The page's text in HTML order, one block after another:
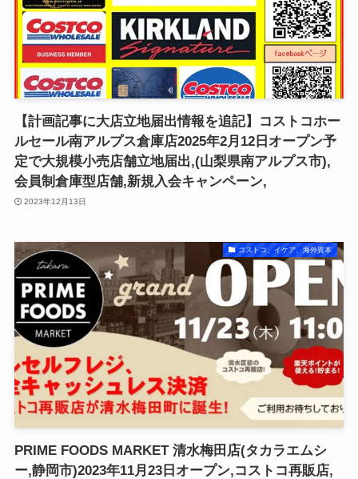
【計画記事に大店立地届出情報を追記】コストコホー
ルセール南アルプス倉庫店2025年2月12日オープン予
定で大規模小売店舗立地届出,(山梨県南アルプス市),
会員制倉庫型店舗,新規入会キャンペーン,
2023年12月13日
コストコ、イケア、海外資本
PRIME FOODS MARKET 清水梅田店(タカラエムシ
ー,静岡市)2023年11月23日オープン,コストコ再販店,